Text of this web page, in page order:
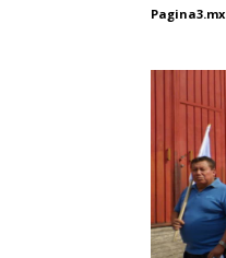
Pagina3.mx